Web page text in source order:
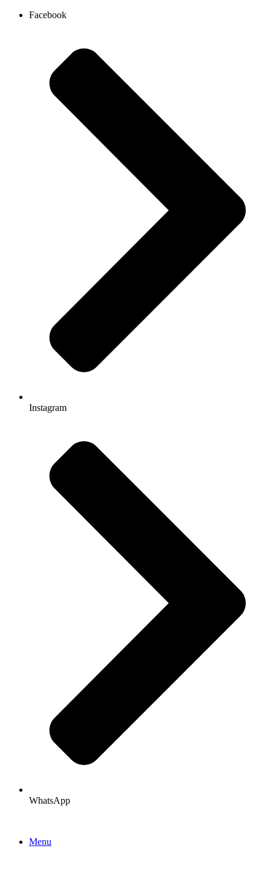
Facebook
Instagram
WhatsApp
Menu